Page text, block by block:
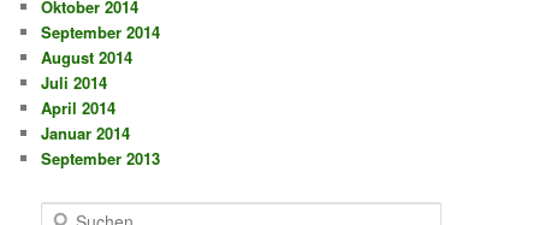
Oktober 2014
September 2014
August 2014
Juli 2014
April 2014
Januar 2014
September 2013